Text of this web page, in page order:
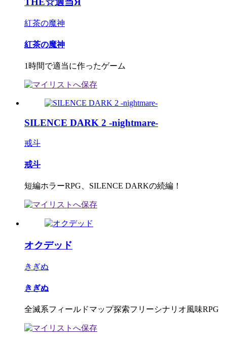
紅茶の魔神
紅茶の魔神
1時間で適当に作ったゲーム
SILENCE DARK 2 -nightmare-
戒斗
戒斗
短編ホラーRPG、SILENCE DARKの続編！
オクデッド
きぎぬ
きぎぬ
全滅系フィールドマップ探索フリーシナリオ風味RPG